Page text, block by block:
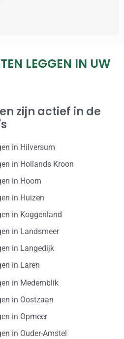
LEGGEN IN UW
zijn actief in de
in Hilversum
in Hollands Kroon
in Hoorn
in Huizen
in Koggenland
in Landsmeer
in Langedijk
in Laren
in Medemblik
in Oostzaan
in Opmeer
in Ouder-Amstel